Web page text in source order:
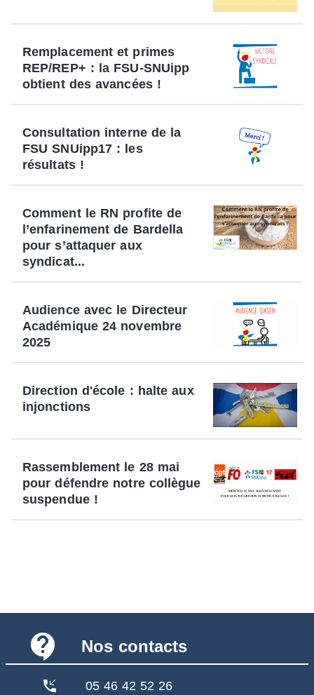
Remplacement et primes
REP/REP+ : la FSU-SNUipp
obtient des avancées !
Consultation interne de la
FSU SNUipp17 : les
résultats !
Comment le RN profite de
l’enfarinement de Bardella
pour s’attaquer aux
syndicat...
Audience avec le Directeur
Académique 24 novembre
2025
Direction d'école : halte aux
injonctions
Rassemblement le 28 mai
pour défendre notre collègue
suspendue !
contact_support Nos contacts
phone_callback 05 46 42 52 26